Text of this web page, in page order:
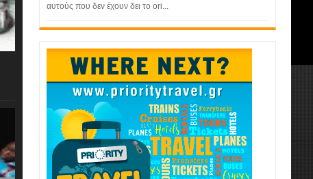
αυτούς που δεν έχουν δει το ori...